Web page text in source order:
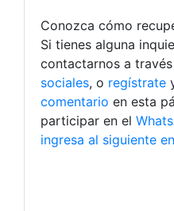
Conozca cómo
Si tienes alguna
contactarnos a
sociales, o regístrate
comentario en esta
participar en el
ingresa al siguiente